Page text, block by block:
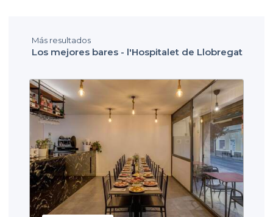
Más resultados
Los mejores bares - l'Hospitalet de Llobregat